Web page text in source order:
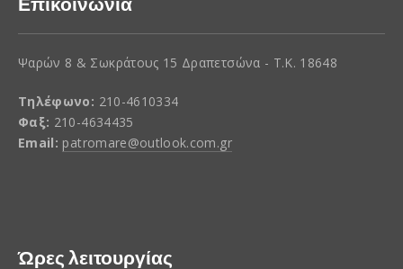
Ψαρών 8 & Σωκράτους 15 Δραπετσώνα - Τ.Κ. 18648
Τηλέφωνο: 210-4610334
Φαξ: 210-4634435
Email: patromare@outlook.com.gr
Ώρες λειτουργίας